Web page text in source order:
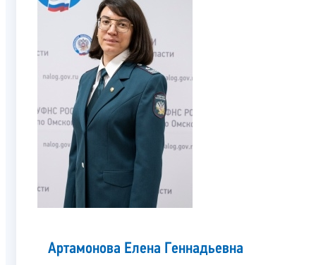
Артамонова Елена Геннадьевна